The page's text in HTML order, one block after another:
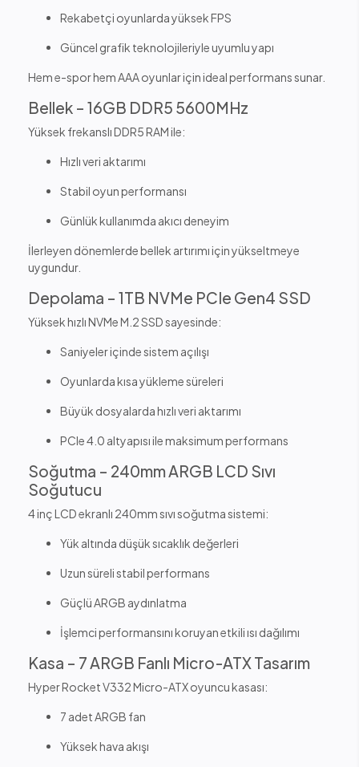
Rekabetçi oyunlarda yüksek FPS
Güncel grafik teknolojileriyle uyumlu yapı
Hem e-spor hem AAA oyunlar için ideal performans sunar.
Bellek – 16GB DDR5 5600MHz
Yüksek frekanslı DDR5 RAM ile:
Hızlı veri aktarımı
Stabil oyun performansı
Günlük kullanımda akıcı deneyim
İlerleyen dönemlerde bellek artırımı için yükseltmeye
uygundur.
Depolama – 1TB NVMe PCIe Gen4 SSD
Yüksek hızlı NVMe M.2 SSD sayesinde:
Saniyeler içinde sistem açılışı
Oyunlarda kısa yükleme süreleri
Büyük dosyalarda hızlı veri aktarımı
PCIe 4.0 altyapısı ile maksimum performans
Soğutma – 240mm ARGB LCD Sıvı
Soğutucu
4 inç LCD ekranlı 240mm sıvı soğutma sistemi:
Yük altında düşük sıcaklık değerleri
Uzun süreli stabil performans
Güçlü ARGB aydınlatma
İşlemci performansını koruyan etkili ısı dağılımı
Kasa – 7 ARGB Fanlı Micro-ATX Tasarım
Hyper Rocket V332 Micro-ATX oyuncu kasası:
7 adet ARGB fan
Yüksek hava akışı